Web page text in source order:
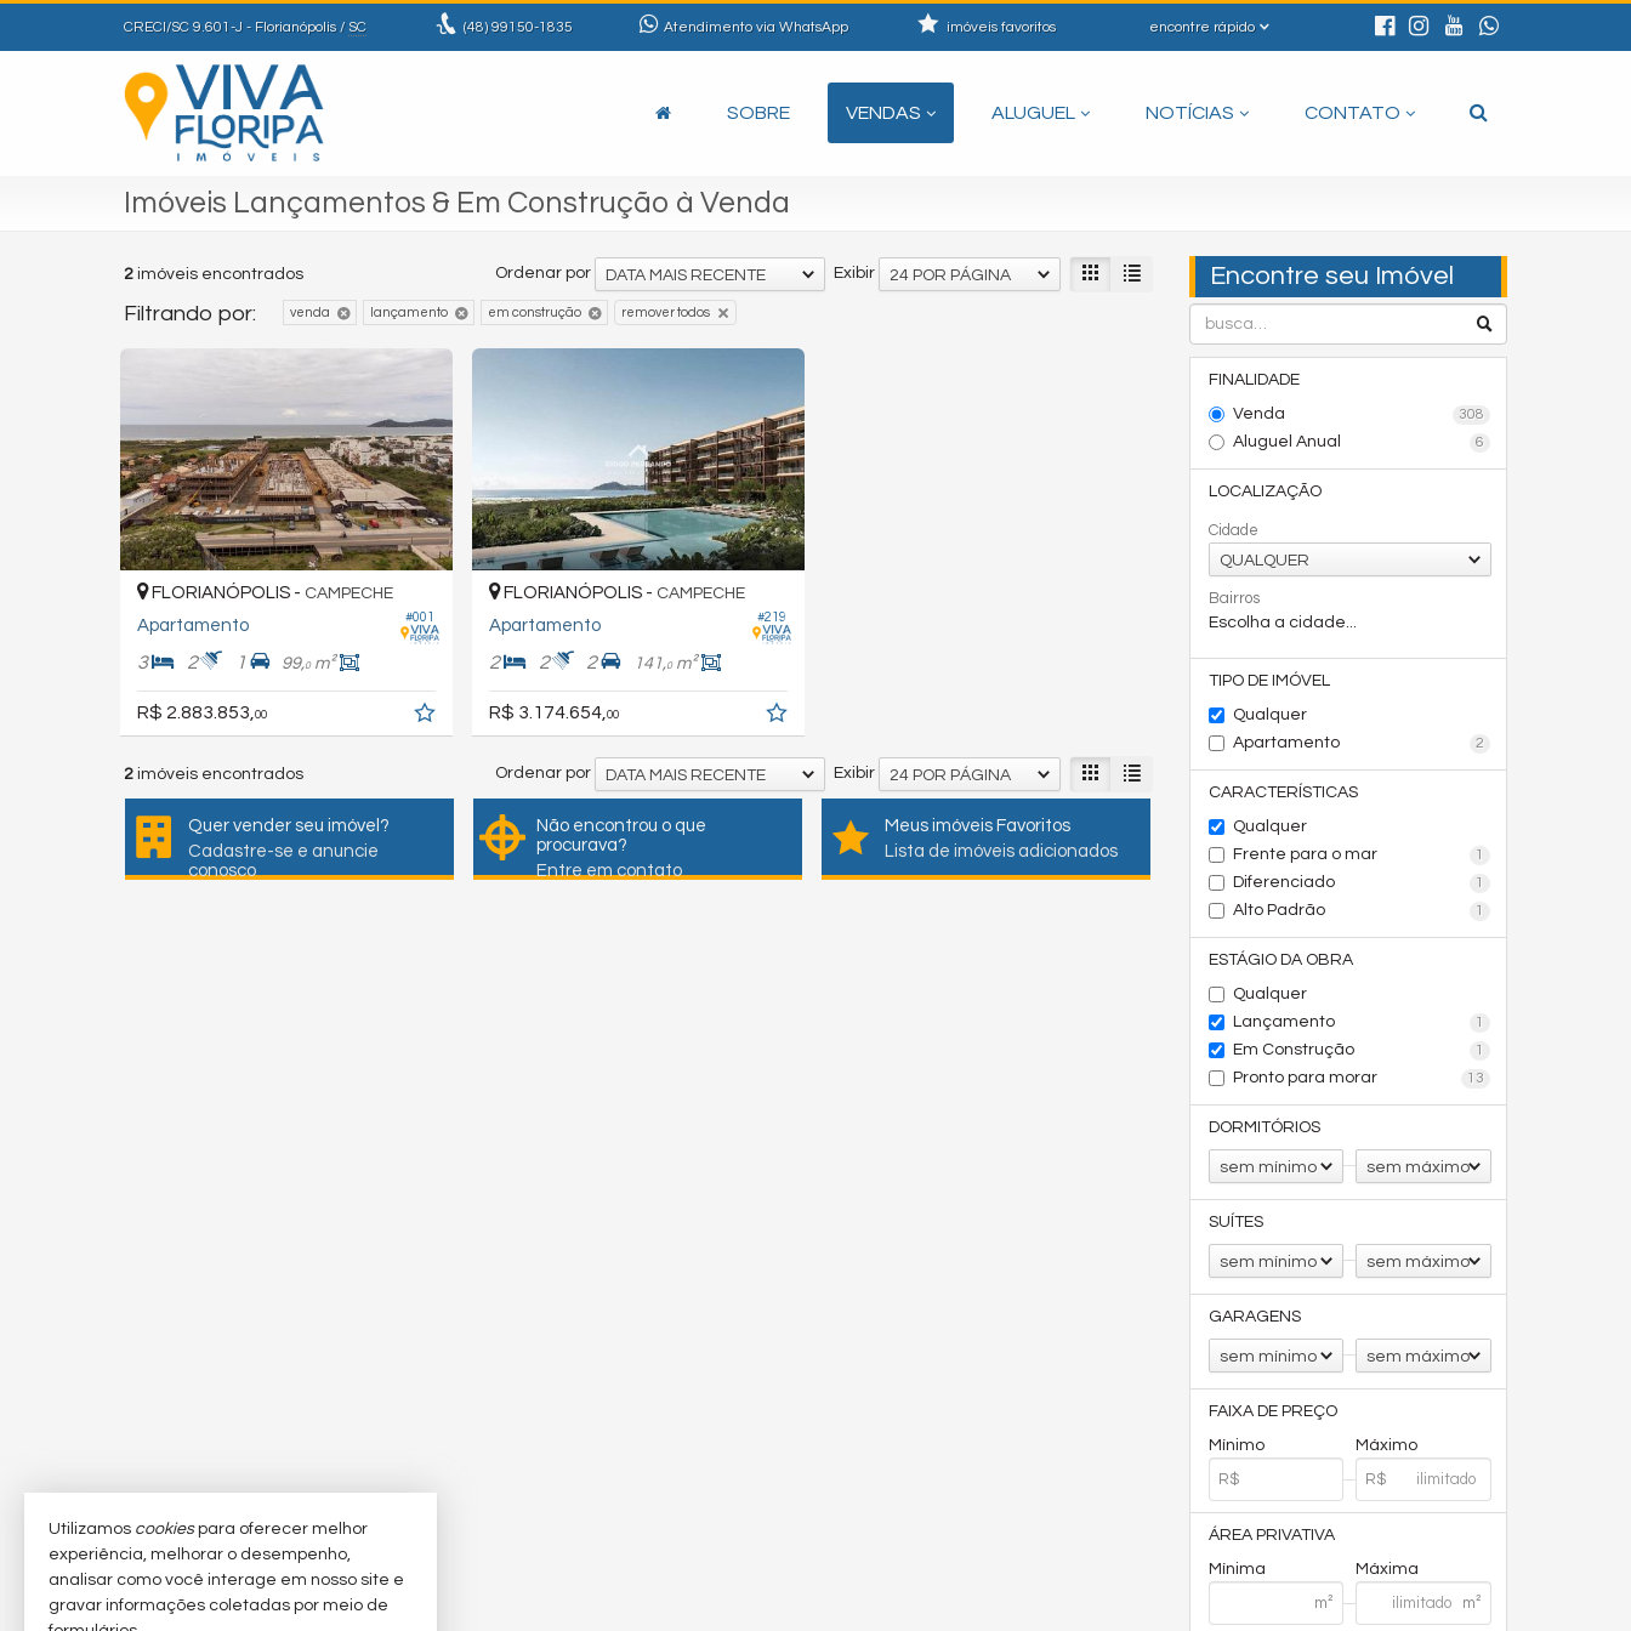
CRECI/SC 9.601-J - Florianópolis / SC (48)99150-1835 Atendimento via WhatsApp encontre rápido
imóveis favoritos
SOBRE VENDAS ALUGUEL NOTÍCIAS CONTATO
Imóveis Lançamentos & Em Construção à Venda
Encontre seu Imóvel
FINALIDADE
Venda
308
Aluguel Anual 6
LOCALIZAÇÃO
Cidade
QUALQUER
Bairros
Escolha a cidade...
TIPO DE IMÓVEL
Qualquer
Apartamento
2
CARACTERÍSTICAS
Qualquer
Frente para o mar
1
Diferenciado 1
Alto Padrão 1
ESTÁGIO DA OBRA
Qualquer
Lançamento
1
Em Construção 1
Pronto para morar 13
DORMITÓRIOS
sem mínimo sem máximo
SUÍTES
sem mínimo sem máximo
GARAGENS
sem mínimo sem máximo
FAIXA DE PREÇO
Mínimo
Máximo
ÁREA PRIVATIVA
Mínima
Máxima
2 imóveis encontrados Exibir 24 POR PÁGINA
Ordenar por DATA MAIS RECENTE
Filtrando por: venda lançamento em construção remover todos
#001
FLORIANÓPOLIS - CAMPECHE
Apartamento
3 2 1 99,0m²
R$ 2.883.853, 00
#219
FLORIANÓPOLIS - CAMPECHE
Apartamento
2 2 2 141,0m²
R$ 3.174.654, 00
2 imóveis encontrados Exibir 24 POR PÁGINA
Ordenar por DATA MAIS RECENTE
Quer vender seu imóvel?
Cadastre-se e anuncie
conosco
Não encontrou o que
procurava?
Entre em contato
Meus imóveis Favoritos
Lista de imóveis adicionados
Utilizamos cookiespara oferecer melhor
experiência, melhorar o desempenho,
analisar como você interage em nosso site e
gravar informações coletadas por meio de